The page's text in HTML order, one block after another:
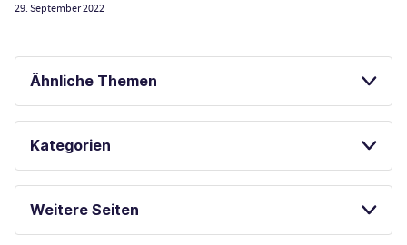
29. September 2022
Ähnliche Themen
SPIELAUTOMATEN ONLINE SPIELEN
KOSTENLOSE SPIELE
Kategorien
Weitere Seiten